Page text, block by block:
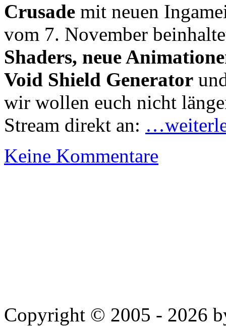
Crusade mit neuen
vom 7. November
Shaders, neue
Void Shield Generator
wir wollen euch nicht
Stream direkt an:
Keine Kommentare
Copyright © 2005 - 2026